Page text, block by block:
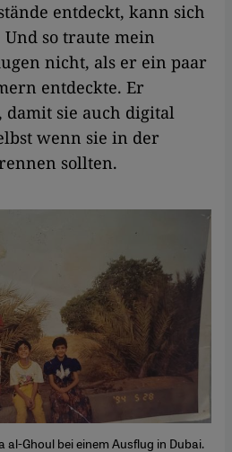
entdeckt, kann sich
so traute mein
nicht, als er ein paar
entdeckte. Er
damit sie auch digital
wenn sie in der
sollten.
al-Ghoul bei einem Ausflug in Dubai.